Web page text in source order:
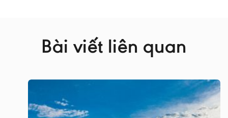
Bài viết liên quan